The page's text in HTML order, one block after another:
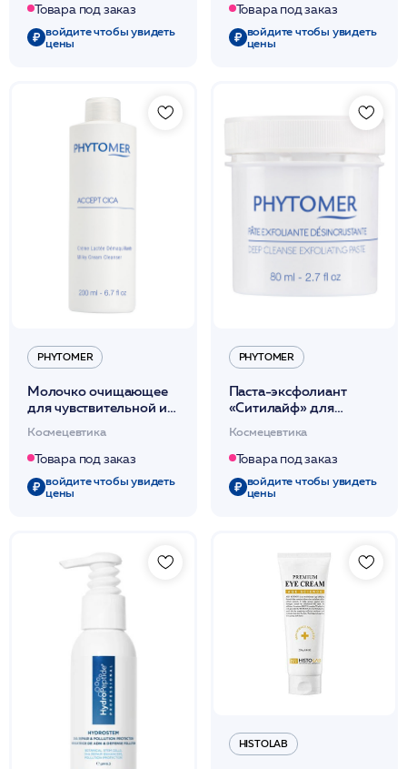
Товара под заказ
войдите чтобы увидеть
цены
Товара под заказ
войдите чтобы увидеть
цены
PHYTOMER
Молочко очищающее
для чувствительной и
реактивной кожи
200мл / PHYTOMER*
Космецевтика
Товара под заказ
войдите чтобы увидеть
цены
PHYTOMER
Паста-эксфолиант
«Ситилайф» для
глубокого очищения
кожи 80мл /
PHYTOMER*
Космецевтика
Товара под заказ
войдите чтобы увидеть
цены
HISTOLAB